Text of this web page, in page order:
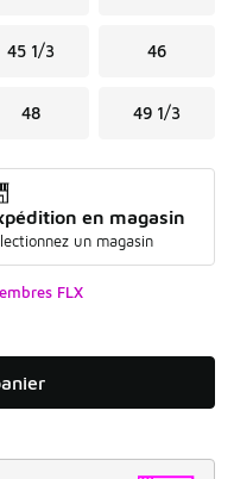
45 1/3 46
48 49 1/3
en magasin
un magasin
FLX